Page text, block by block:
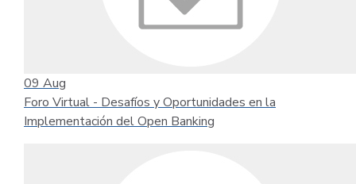
09 Aug
Foro Virtual - Desafíos y Oportunidades en la
Implementación del Open Banking